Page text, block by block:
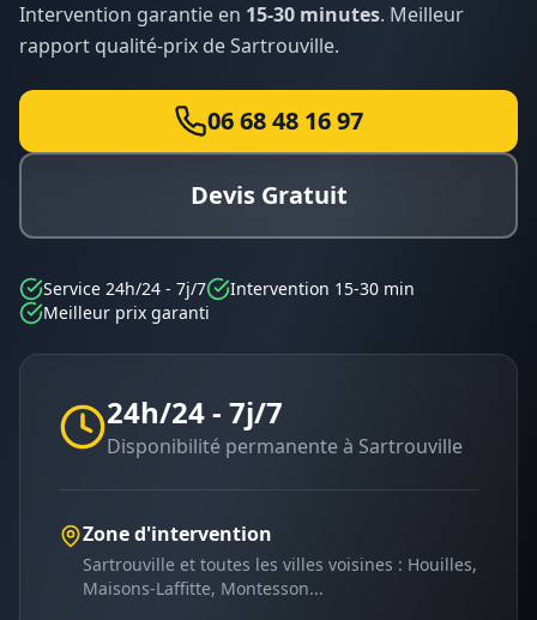
Intervention garantie en 15-30 minutes. Meilleur
rapport qualité-prix deSartrouville.
06 68 48 16 97
Devis Gratuit
Service 24h/24 - 7j/7
Intervention 15-30 min
Meilleur prix garanti
24h/24 - 7j/7
Disponibilité permanente à Sartrouville
Zone d'intervention
Sartrouville et toutes les villes voisines : Houilles,
Maisons-Laffitte, Montesson...